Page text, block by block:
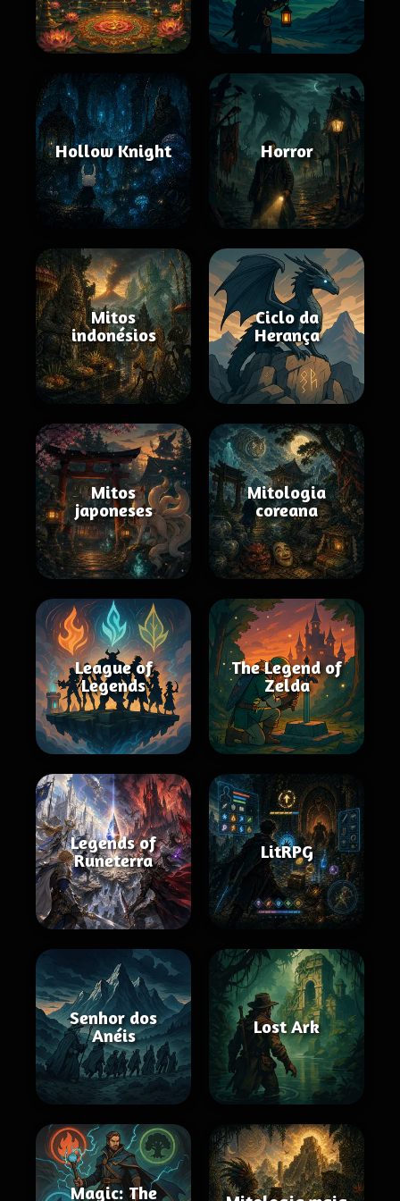
Hollow Knight Horror
Mitos
indonésios
Ciclo da
Herança
Mitos
japoneses
Mitologia
coreana
League of
Legends
The Legend of
Zelda
Legends of
Runeterra
LitRPG
Senhor dos
Anéis
Lost Ark
Magic: The